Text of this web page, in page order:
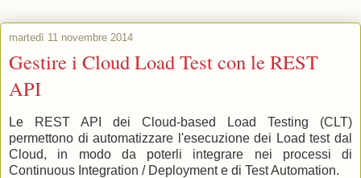
martedì 11 novembre 2014
Gestire i Cloud Load Test con le REST
API
Le REST API dei Cloud-based Load Testing (CLT)
permettono di automatizzare l'esecuzione dei Load test dal
Cloud, in modo da poterli integrare nei processi di
Continuous Integration / Deployment e di Test Automation.